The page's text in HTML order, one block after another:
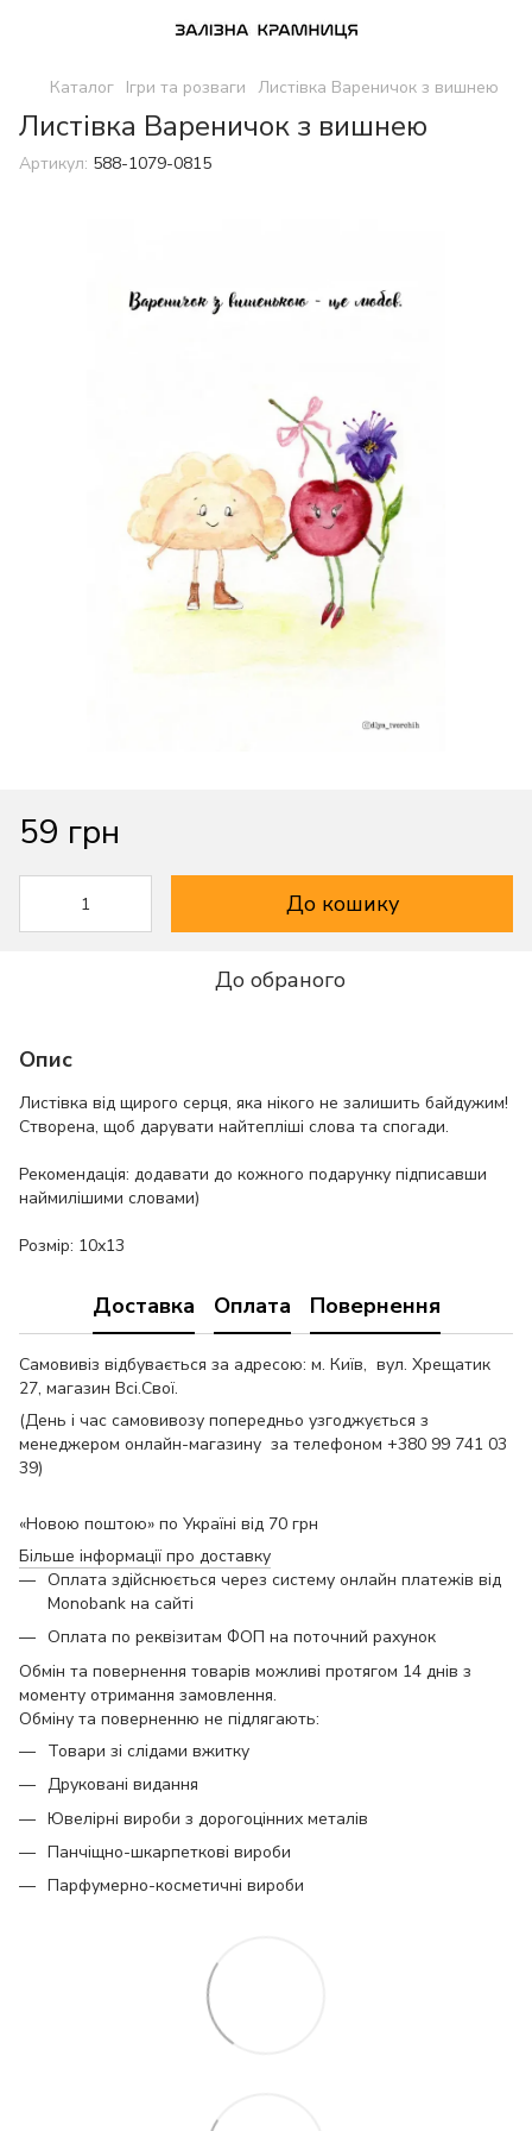
Каталог Ігри та розваги Листівка Вареничок з вишнею
Листівка Вареничок з вишнею
Артикул: 588-1079-0815
59 грн
До кошику
До обраного
Опис
Листівка від щирого серця, яка нікого не залишить байдужим!
Створена, щоб дарувати найтепліші слова та спогади.
Рекомендація: додавати до кожного подарунку підписавши
наймилішими словами)
Розмір: 10х13
Доставка Оплата Повернення
Самовивіз відбувається за адресою: м. Київ, вул. Хрещатик
27, магазин Всі.Свої.
(День і час самовивозу попередньо узгоджується з
менеджером онлайн-магазину за телефоном +380 99 741 03
39)
«Новою поштою» по Україні від 70 грн
Більше інформації про доставку
Оплата здійснюється через систему онлайн платежів від
Monobank на сайті
Оплата по реквізитам ФОП на поточний рахунок
Обмін та повернення товарів можливі протягом 14 днів з
моменту отримання замовлення.
Обміну та поверненню не підлягають:
Товари зі слідами вжитку
Друковані видання
Ювелірні вироби з дорогоцінних металів
Панчіщно-шкарпеткові вироби
Парфумерно-косметичні вироби